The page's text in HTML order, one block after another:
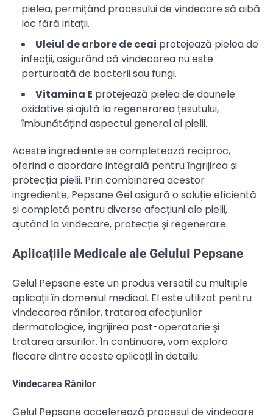
pielea, permițând procesului de vindecare să aibă
loc fără iritații.
Uleiul de arbore de ceai protejează pielea de
infecții, asigurând că vindecarea nu este
perturbată de bacterii sau fungi.
Vitamina E protejează pielea de daunele
oxidative și ajută la regenerarea țesutului,
îmbunătățind aspectul general al pielii.
Aceste ingrediente se completează reciproc,
oferind o abordare integrală pentru îngrijirea și
protecția pielii. Prin combinarea acestor
ingrediente, Pepsane Gel asigură o soluție eficientă
și completă pentru diverse afecțiuni ale pielii,
ajutând la vindecare, protecție și regenerare.
Aplicațiile Medicale ale Gelului Pepsane
Gelul Pepsane este un produs versatil cu multiple
aplicații în domeniul medical. El este utilizat pentru
vindecarea rănilor, tratarea afecțiunilor
dermatologice, îngrijirea post-operatorie și
tratarea arsurilor. În continuare, vom explora
fiecare dintre aceste aplicații în detaliu.
Vindecarea Rănilor
Gelul Pepsane accelerează procesul de vindecare